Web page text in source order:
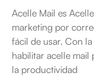
Acelle Mail es
marketing por
fácil de usar. Con
habilitar acelle mail
la productividad